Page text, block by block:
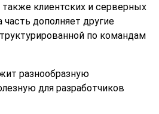
также клиентских и серверных
часть дополняет другие
по командам
разнообразную
для разработчиков